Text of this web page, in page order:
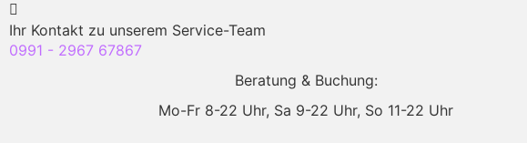
Ihr Kontakt zu unserem Service-Team
0991 - 2967 67867
Beratung & Buchung:
Mo-Fr 8-22 Uhr, Sa 9-22 Uhr, So 11-22 Uhr